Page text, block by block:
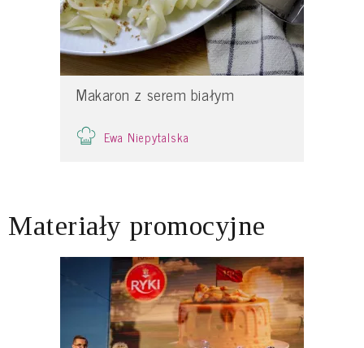
Makaron z serem białym
Ewa Niepytalska
Materiały promocyjne